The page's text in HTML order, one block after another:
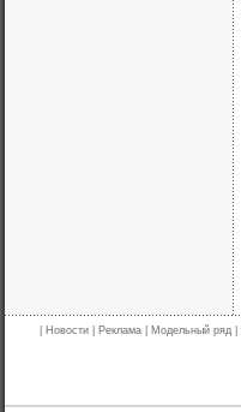
Новости Реклама Модельный ряд